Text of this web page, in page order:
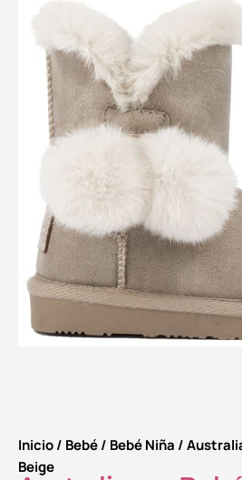
Inicio/ Bebé/ Bebé Niña /
Beige